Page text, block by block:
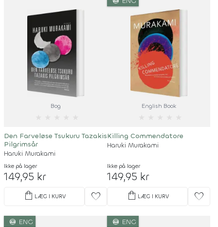
Bog
Den Farveløse Tsukuru Tazakis
Pilgrimsår
Haruki Murakami
Ikke på lager
149,95 kr
shopping_bag LÆG I KURV favorite
English Book
Killing Commendatore
Haruki Murakami
Ikke på lager
149,95 kr
shopping_bag LÆG I KURV favorite
language ENG language ENG